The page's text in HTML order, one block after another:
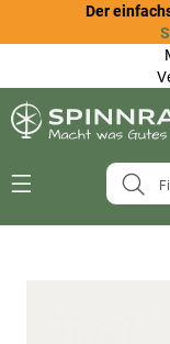
Der
Navigation